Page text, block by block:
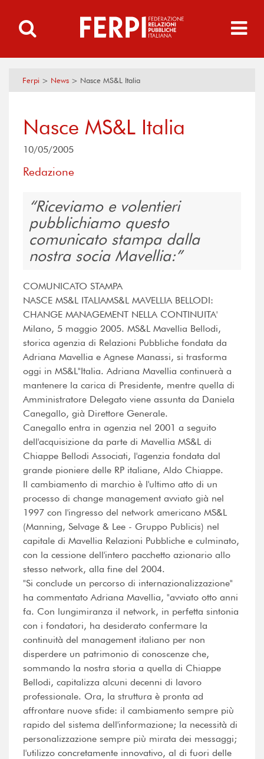
Ferpi > News > Nasce MS&L Italia
Nasce MS&L Italia
10/05/2005
Redazione
Riceviamo e volentieri
pubblichiamo questo
comunicato stampa dalla
nostra socia Mavellia:
COMUNICATO STAMPA
NASCE MS&L ITALIAMS&L MAVELLIA BELLODI:
CHANGE MANAGEMENT NELLA CONTINUITA'
Milano, 5 maggio 2005. MS&L Mavellia Bellodi,
storica agenzia di Relazioni Pubbliche fondata da
Adriana Mavellia e Agnese Manassi, si trasforma
oggi in MS&L"Italia. Adriana Mavellia continuerà a
mantenere la carica di Presidente, mentre quella di
Amministratore Delegato viene assunta da Daniela
Canegallo, già Direttore Generale.
Canegallo entra in agenzia nel 2001 a seguito
dell'acquisizione da parte di Mavellia MS&L di
Chiappe Bellodi Associati, l'agenzia fondata dal
grande pioniere delle RP italiane, Aldo Chiappe.
Il cambiamento di marchio è l'ultimo atto di un
processo di change management avviato già nel
1997 con l'ingresso del network americano MS&L
(Manning, Selvage & Lee - Gruppo Publicis) nel
capitale di Mavellia Relazioni Pubbliche e culminato,
con la cessione dell'intero pacchetto azionario allo
stesso network, alla fine del 2004.
"Si conclude un percorso di internazionalizzazione"
ha commentato Adriana Mavellia, "avviato otto anni
fa. Con lungimiranza il network, in perfetta sintonia
con i fondatori, ha desiderato confermare la
continuità del management italiano per non
disperdere un patrimonio di conoscenze che,
sommando la nostra storia a quella di Chiappe
Bellodi, capitalizza alcuni decenni di lavoro
professionale. Ora, la struttura è pronta ad
affrontare nuove sfide: il cambiamento sempre più
rapido del sistema dell'informazione; la necessità di
personalizzazione sempre più mirata dei messaggi;
l'utilizzo concretamente innovativo, al di fuori delle